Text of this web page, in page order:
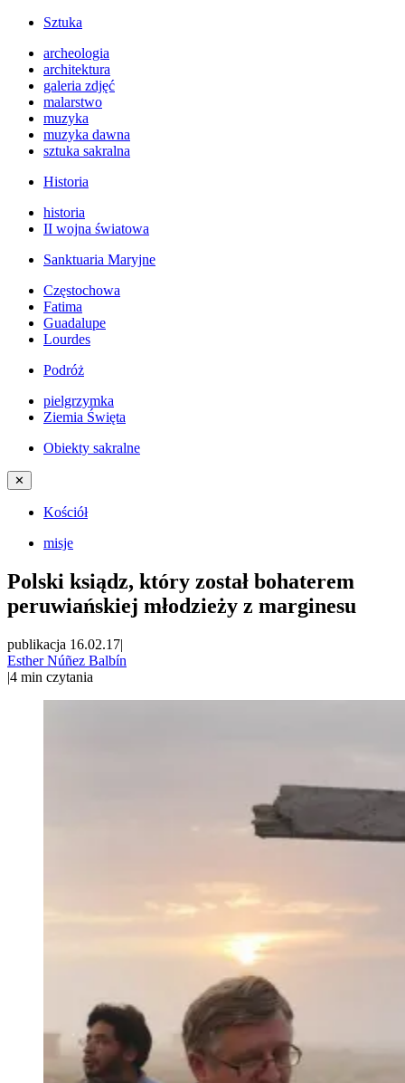
Sztuka
archeologia
architektura
galeria zdjęć
malarstwo
muzyka
muzyka dawna
sztuka sakralna
Historia
historia
II wojna światowa
Sanktuaria Maryjne
Częstochowa
Fatima
Guadalupe
Lourdes
Podróż
pielgrzymka
Ziemia Święta
Obiekty sakralne
✕
Kościół
misje
Polski ksiądz, który został bohaterem
peruwiańskiej młodzieży z marginesu
publikacja 16.02.17|
Esther Núñez Balbín
|4 min czytania